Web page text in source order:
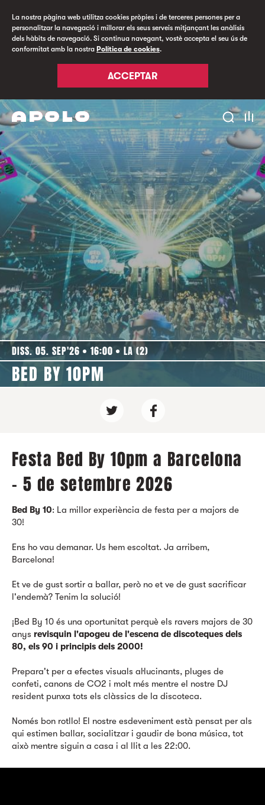
La nostra pàgina web utilitza cookies pròpies i de terceres persones per a
personalitzar la navegació i millorar els seus serveis mitjançant les anàlisis
dels hàbits de navegació. Si continua navegant, vostè accepta el seu ús de
conformitat amb la nostra Política de cookies.
ACCEPTAR
DISS. 05. SEP'26 16:00 LA (2)
BED BY 10PM
Festa Bed By 10pm a Barcelona
- 5 de setembre 2026
Bed By 10: La millor experiència de festa per a majors de
30!
Ens ho vau demanar. Us hem escoltat. Ja arribem,
Barcelona!
Et ve de gust sortir a ballar, però no et ve de gust sacrificar
l'endemà? Tenim la solució!
¡Bed By 10 és una oportunitat perquè els ravers majors de 30
anys revisquin l'apogeu de l'escena de discoteques dels
80, els 90 i principis dels 2000!
Prepara't per a efectes visuals al·lucinants, pluges de
confeti, canons de CO2 i molt més mentre el nostre DJ
resident punxa tots els clàssics de la discoteca.
Només bon rotllo! El nostre esdeveniment està pensat per als
qui estimen ballar, socialitzar i gaudir de bona música, tot
això mentre siguin a casa i al llit a les 22:00.